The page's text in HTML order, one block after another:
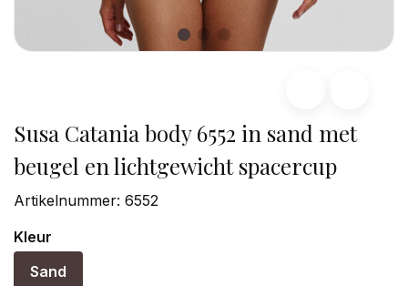
Susa Catania body 6552 in sand met
beugel en lichtgewicht spacercup
Artikelnummer: 6552
Kleur
Sand